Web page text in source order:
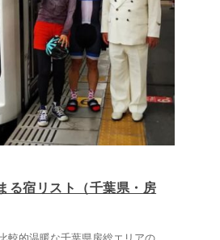
る宿リスト（千葉県・房